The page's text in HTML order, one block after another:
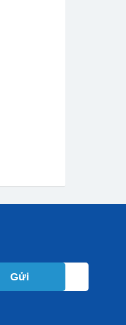
Gửi